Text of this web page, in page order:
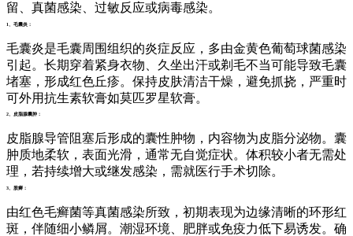
留、真菌感染、过敏反应或病毒感染。
1、毛囊炎：
毛囊炎是毛囊周围组织的炎症反应，多由金黄色葡萄球菌感染
引起。长期穿着紧身衣物、久坐出汗或剃毛不当可能导致毛囊
堵塞，形成红色丘疹。保持皮肤清洁干燥，避免抓挠，严重时
可外用抗生素软膏如莫匹罗星软膏。
2、皮脂腺囊肿：
皮脂腺导管阻塞后形成的囊性肿物，内容物为皮脂分泌物。囊
肿质地柔软，表面光滑，通常无自觉症状。体积较小者无需处
理，若持续增大或继发感染，需就医行手术切除。
3、股癣：
由红色毛癣菌等真菌感染所致，初期表现为边缘清晰的环形红
斑，伴随细小鳞屑。潮湿环境、肥胖或免疫力低下易诱发。确